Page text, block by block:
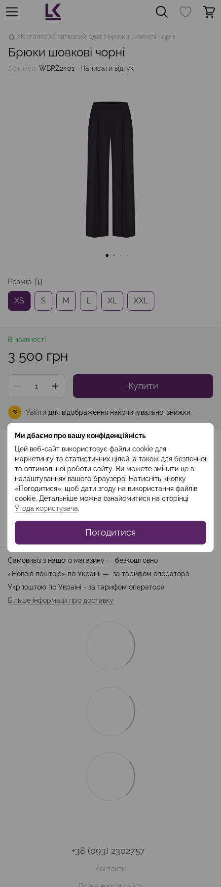
Ми дбаємо про вашу конфіденційність
Цей веб-сайт використовує файли cookie для
маркетингу та статистичних цілей, а також для безпечної
та оптимальної роботи сайту. Ви можете змінити це в
налаштуваннях вашого браузера. Натисніть кнопку
«Погодитися», щоб дати згоду на використання файлів
cookie. Детальніше можна ознайомитися на сторінці
Угода користувача.
Погодитися
Каталог Святковий одяг Брюки шовкові чорні
Брюки шовкові чорні
Артикул: WBRZ2401 Написати відгук
Розмір
XS S M L XL XXL
В наявності
3 500 грн
Купити
% Увійти для відображення накопичувальної знижки
До обраного
Опис
Склад: поліестер 100%, підклад: віскоза 100%, Довжина 112 см
Код: WBRZ2401
Доставка Оплата
Самовивіз з нашого магазину — безкоштовно
«Новою поштою» по Україні — за тарифом оператора
Укрпоштою по Україні - за тарифом оператора
Більше інформації про доставку
+38 (093) 2302757
Контакти